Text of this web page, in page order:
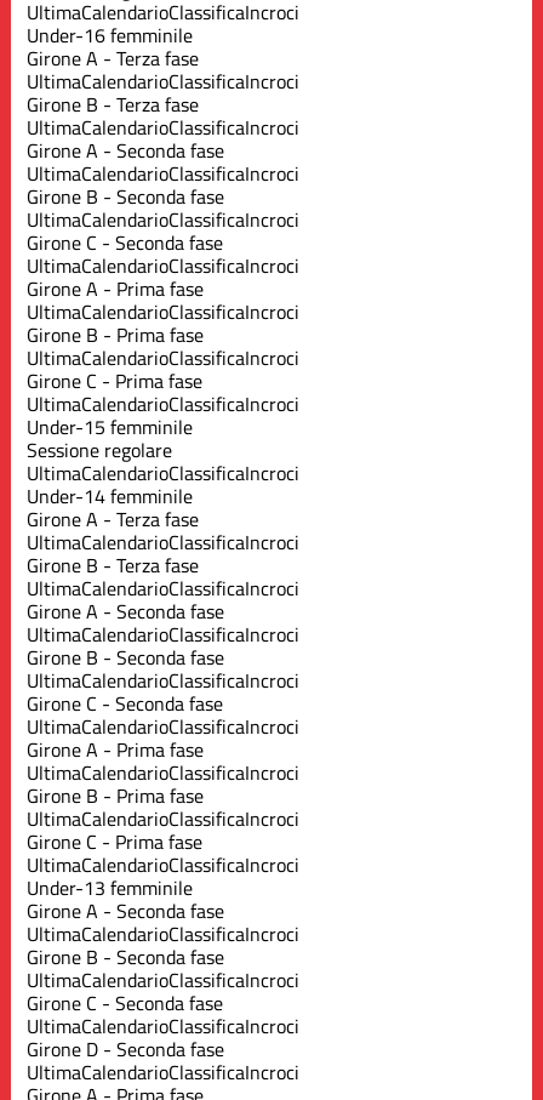
UltimaCalendarioClassificaIncroci
Under-16 femminile
Girone A - Terza fase
UltimaCalendarioClassificaIncroci
Girone B - Terza fase
UltimaCalendarioClassificaIncroci
Girone A - Seconda fase
UltimaCalendarioClassificaIncroci
Girone B - Seconda fase
UltimaCalendarioClassificaIncroci
Girone C - Seconda fase
UltimaCalendarioClassificaIncroci
Girone A - Prima fase
UltimaCalendarioClassificaIncroci
Girone B - Prima fase
UltimaCalendarioClassificaIncroci
Girone C - Prima fase
UltimaCalendarioClassificaIncroci
Under-15 femminile
Sessione regolare
UltimaCalendarioClassificaIncroci
Under-14 femminile
Girone A - Terza fase
UltimaCalendarioClassificaIncroci
Girone B - Terza fase
UltimaCalendarioClassificaIncroci
Girone A - Seconda fase
UltimaCalendarioClassificaIncroci
Girone B - Seconda fase
UltimaCalendarioClassificaIncroci
Girone C - Seconda fase
UltimaCalendarioClassificaIncroci
Girone A - Prima fase
UltimaCalendarioClassificaIncroci
Girone B - Prima fase
UltimaCalendarioClassificaIncroci
Girone C - Prima fase
UltimaCalendarioClassificaIncroci
Under-13 femminile
Girone A - Seconda fase
UltimaCalendarioClassificaIncroci
Girone B - Seconda fase
UltimaCalendarioClassificaIncroci
Girone C - Seconda fase
UltimaCalendarioClassificaIncroci
Girone D - Seconda fase
UltimaCalendarioClassificaIncroci